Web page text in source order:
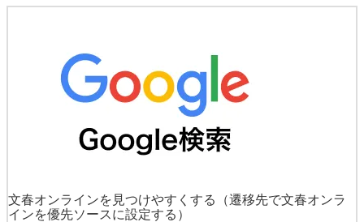
文春オンラインを見つけやすくする
（遷移先で文春オンラ
インを優先ソースに設定する）